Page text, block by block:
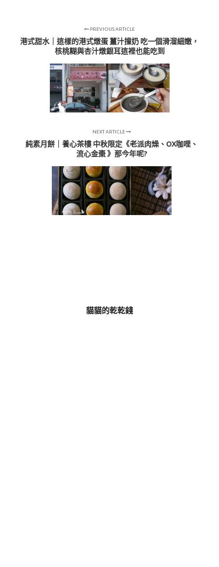
PREVIOUS ARTICLE
港式甜水｜這樣的港式燉蛋 薑汁撞奶 吃一個滑溜細嫩，
核桃糊與杏汁燉銀耳這裡也能吃到
NEXT ARTICLE
純素月餅｜養心茶樓 中秋限定《老派肉燥、OX咖哩、
流心金棗 》那今年呢?
貓貓的乾乾錢